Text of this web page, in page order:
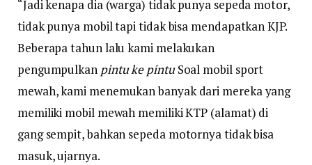
“Jadi kenapa dia (warga) tidak punya sepeda motor,
tidak punya mobil tapi tidak bisa mendapatkan KJP.
Beberapa tahun lalu kami melakukan
pengumpulkan pintu ke pintuSoal mobil sport
mewah, kami menemukan banyak dari mereka yang
memiliki mobil mewah memiliki KTP (alamat) di
gang sempit, bahkan sepeda motornya tidak bisa
masuk, ujarnya.